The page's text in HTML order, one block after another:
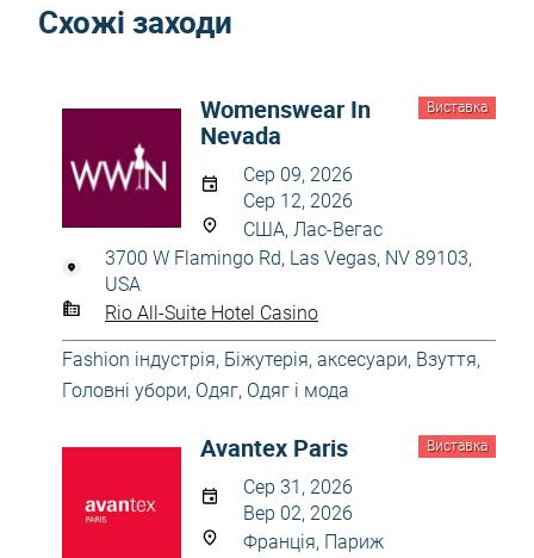
Схожі заходи
Виставка
Womenswear In
Nevada
Сер 09, 2026
Сер 12, 2026
США, Лас-Вегас
3700 W Flamingo Rd, Las Vegas, NV 89103,
USA
Rio All-Suite Hotel Casino
Fashion індустрія, Біжутерія, аксесуари, Взуття,
Головні убори, Одяг, Одяг і мода
Виставка
Avantex Paris
Сер 31, 2026
Вер 02, 2026
Франція, Париж